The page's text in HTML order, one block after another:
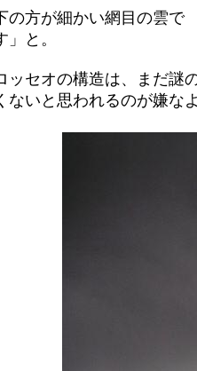
の方が細かい網目の雲で
と。
セオの構造は、まだ謎
ないと思われるのが嫌